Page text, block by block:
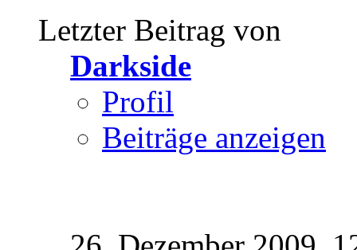
Letzter Beitrag von
Darkside
Profil
Beiträge anzeigen